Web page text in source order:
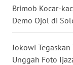
Brimob Kocar-
Demo Ojol di
Jokowi
Unggah Foto
KALTARA
KALSEL